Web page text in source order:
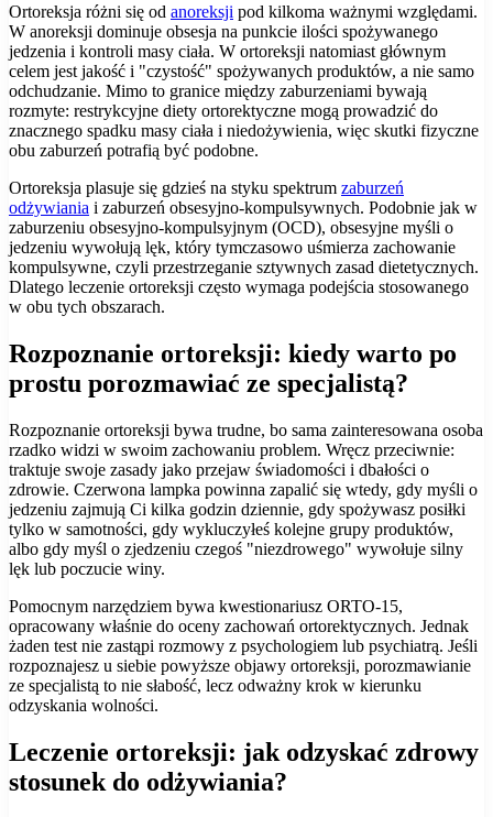
Ortoreksja różni się od anoreksji pod kilkoma ważnymi względami.
W anoreksji dominuje obsesja na punkcie ilości spożywanego
jedzenia i kontroli masy ciała. W ortoreksji natomiast głównym
celem jest jakość i "czystość" spożywanych produktów, a nie samo
odchudzanie. Mimo to granice między zaburzeniami bywają
rozmyte: restrykcyjne diety ortorektyczne mogą prowadzić do
znacznego spadku masy ciała i niedożywienia, więc skutki fizyczne
obu zaburzeń potrafią być podobne.
Ortoreksja plasuje się gdzieś na styku spektrum zaburzeń
odżywiania i zaburzeń obsesyjno-kompulsywnych. Podobnie jak w
zaburzeniu obsesyjno-kompulsyjnym (OCD), obsesyjne myśli o
jedzeniu wywołują lęk, który tymczasowo uśmierza zachowanie
kompulsywne, czyli przestrzeganie sztywnych zasad dietetycznych.
Dlatego leczenie ortoreksji często wymaga podejścia stosowanego
w obu tych obszarach.
Rozpoznanie ortoreksji: kiedy warto po
prostu porozmawiać ze specjalistą?
Rozpoznanie ortoreksji bywa trudne, bo sama zainteresowana osoba
rzadko widzi w swoim zachowaniu problem. Wręcz przeciwnie:
traktuje swoje zasady jako przejaw świadomości i dbałości o
zdrowie. Czerwona lampka powinna zapalić się wtedy, gdy myśli o
jedzeniu zajmują Ci kilka godzin dziennie, gdy spożywasz posiłki
tylko w samotności, gdy wykluczyłeś kolejne grupy produktów,
albo gdy myśl o zjedzeniu czegoś "niezdrowego" wywołuje silny
lęk lub poczucie winy.
Pomocnym narzędziem bywa kwestionariusz ORTO-15,
opracowany właśnie do oceny zachowań ortorektycznych. Jednak
żaden test nie zastąpi rozmowy z psychologiem lub psychiatrą. Jeśli
rozpoznajesz u siebie powyższe objawy ortoreksji, porozmawianie
ze specjalistą to nie słabość, lecz odważny krok w kierunku
odzyskania wolności.
Leczenie ortoreksji: jak odzyskać zdrowy
stosunek do odżywiania?